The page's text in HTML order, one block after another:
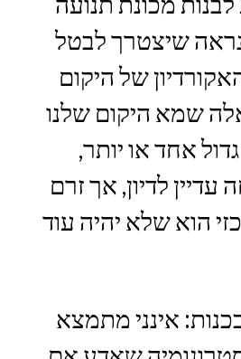
שיצטרך לבטל
של היקום
שמא היקום שלנו
אחד או יותר,
לדיון, אך זרם
הוא שלא יהיה עוד
אינני מתמצא